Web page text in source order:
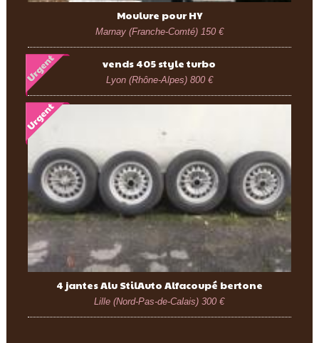
Moulure pour HY
Marnay (Franche-Comté) 150 €
vends 405 style turbo
Lyon (Rhône-Alpes) 800 €
4 jantes Alu StilAuto Alfacoupé bertone
Lille (Nord-Pas-de-Calais)300 €